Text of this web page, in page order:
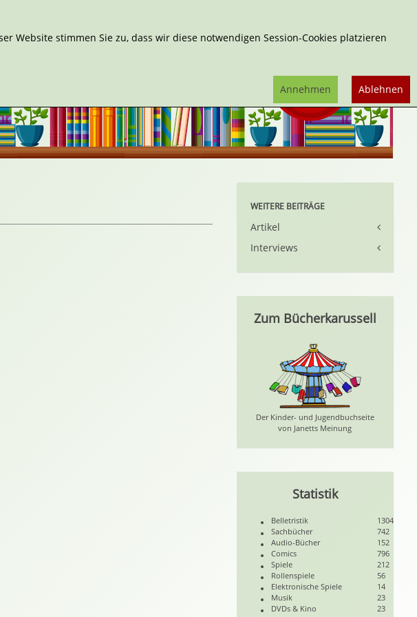
WEITERE BEITRÄGE
Artikel
Interviews
Zum Bücherkarussell
Der Kinder- und Jugendbuchseite
von Janetts Meinung
Statistik
Belletristik
1304
Sachbücher
742
Audio-Bücher
152
Comics
796
Spiele
212
Rollenspiele
56
Elektronische Spiele
14
Musik
23
DVDs & Kino
23
Website stimmen Sie zu, dass wir diese notwendigen Session-Cookies platzieren
Ablehnen
Annehmen